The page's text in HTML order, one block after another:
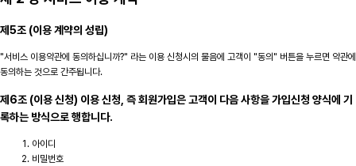
제5조 (이용 계약의 성립)
"서비스 이용약관에 동의하십니까?" 라는 이용 신청시의 물음에 고객이 "동의" 버튼을 누르면 약관에
동의하는 것으로 간주됩니다.
제6조 (이용 신청) 이용 신청, 즉 회원가입은 고객이 다음 사항을 가입신청 양식에 기
록하는 방식으로 행합니다.
아이디
비밀번호